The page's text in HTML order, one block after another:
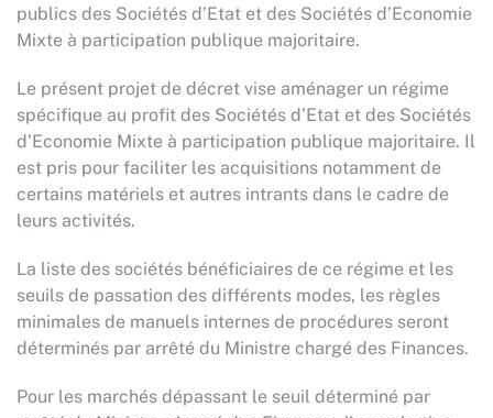
publics des Sociétés d’Etat et des Sociétés d’Economie
Mixte à participation publique majoritaire.
Le présent projet de décret vise aménager un régime
spécifique au profit des Sociétés d’Etat et des Sociétés
d’Economie Mixte à participation publique majoritaire. Il
est pris pour faciliter les acquisitions notamment de
certains matériels et autres intrants dans le cadre de
leurs activités.
La liste des sociétés bénéficiaires de ce régime et les
seuils de passation des différents modes, les règles
minimales de manuels internes de procédures seront
déterminés par arrêté du Ministre chargé des Finances.
Pour les marchés dépassant le seuil déterminé par